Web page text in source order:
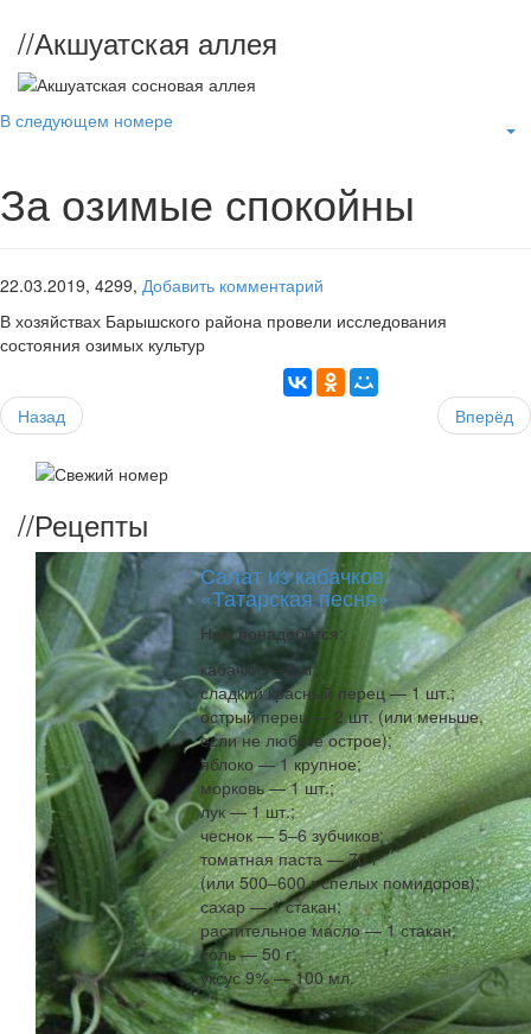
//Акшуатская аллея
В следующем номере
За озимые спокойны
22.03.2019, 4299, Добавить комментарий
В хозяйствах Барышского района провели исследования
состояния озимых культур
Назад Вперёд
//Рецепты
Салат из кабачков
«Татарская песня»
Нам понадобится:
кабачки — 2 кг;
сладкий красный перец — 1 шт.;
острый перец — 2 шт. (или меньше,
если не любите острое);
яблоко — 1 крупное;
морковь — 1 шт.;
лук — 1 шт.;
чеснок — 5–6 зубчиков;
томатная паста — 70 г
(или 500–600 г спелых помидоров);
сахар — 1 стакан;
растительное масло — 1 стакан;
соль — 50 г;
уксус 9% — 100 мл.